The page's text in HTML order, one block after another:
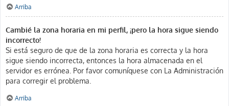
Arriba
Cambié la zona horaria en mi perfil, ¡pero la hora sigue siendo
incorrecto!
Si está seguro de que de la zona horaria es correcta y la hora
sigue siendo incorrecta, entonces la hora almacenada en el
servidor es errónea. Por favor comuníquese con La Administración
para corregir el problema.
Arriba